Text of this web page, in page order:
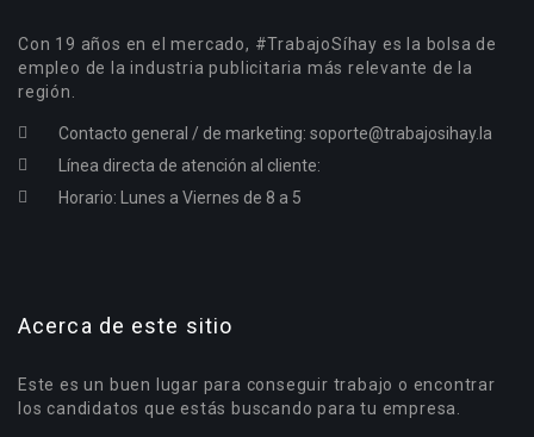
Con 19 años en el mercado, #TrabajoSíhay es la bolsa de
empleo de la industria publicitaria más relevante de la
región.
Contacto general / de marketing: soporte@trabajosihay.la
Línea directa de atención al cliente:
Horario: Lunes a Viernes de 8 a 5
Acerca de este sitio
Este es un buen lugar para conseguir trabajo o encontrar
los candidatos que estás buscando para tu empresa.